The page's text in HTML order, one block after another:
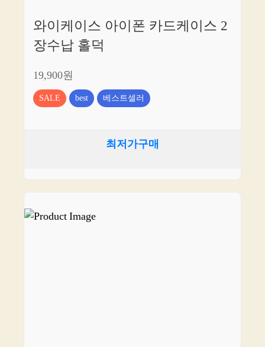
와이케이스 아이폰 카드케이스 2
장수납 홀덕
19,900원
SALE best 베스트셀러
최저가구매